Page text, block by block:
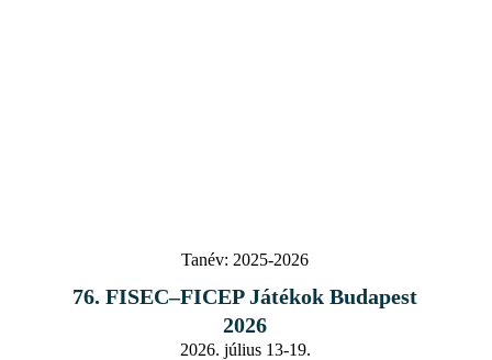
Tanév: 2025-2026
76. FISEC–FICEP Játékok Budapest
2026
2026. július 13-19.